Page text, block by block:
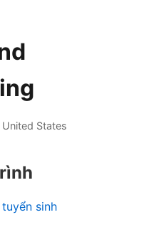
United States
sinh